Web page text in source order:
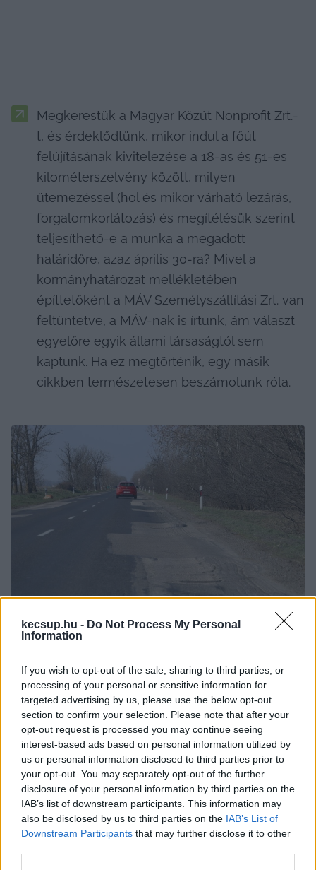
kecsup.hu - Do Not Process My Personal
Information
If you wish to opt-out of the sale, sharing to third parties, or
processing of your personal or sensitive information for
targeted advertising by us, please use the below opt-out
section to confirm your selection. Please note that after your
opt-out request is processed you may continue seeing
interest-based ads based on personal information utilized by
us or personal information disclosed to third parties prior to
your opt-out. You may separately opt-out of the further
disclosure of your personal information by third parties on the
IAB’s list of downstream participants. This information may
also be disclosed by us to third parties on the IAB’s List of
Downstream Participants that may further disclose it to other
Megkerestük a Magyar Közút Nonprofit Zrt.-
t, és érdeklődtünk, mikor indul a főút
felújításának kivitelezése a 18-as és 51-es
kilométerszelvény között, milyen
ütemezéssel (hol és mikor várható lezárás,
forgalomkorlátozás) és megítélésük szerint
teljesíthető-e a munka a megadott
határidőre, azaz április 30-ra? Mivel a
kormányhatározat mellékletében
építtetőként a MÁV Személyszállítási Zrt. van
feltüntetve, a MÁV-nak is írtunk, ám választ
egyelőre egyik állami társaságtól sem
kaptunk. Ha ez megtörténik, egy másik
cikkben természetesen beszámolunk róla.
Fotó: Hraskó István, KecsUP Hírek
A Fidesz-KDNP politikusai, köztük Laczkó-
Zsámboki Angéla kecskeméti önkormányzati
képviselő és Salacz László országgyűlési
képviselő is csatlakozott 2025 nyarán ahhoz az
aláírásgyűjtő kampányhoz, amelyet Izsák
polgármestere, Lakatos Tamás (Fidesz, KDNP,
Nemzeti Fórum) kezdeményezésére indítottak
az 52-es főút felújítására. Ez az aláírásgyűjtés
azért is volt érdekes, mert a Fidesz-KDNP 2010